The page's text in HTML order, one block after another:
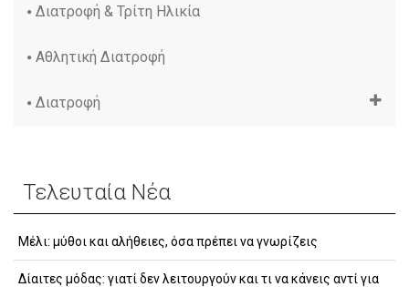
Διατροφή & Τρίτη Ηλικία
Αθλητική Διατροφή
Διατροφή
Τελευταία Νέα
Μέλι: μύθοι και αλήθειες, όσα πρέπει να γνωρίζεις
Δίαιτες μόδας: γιατί δεν λειτουργούν και τι να κάνεις αντί για